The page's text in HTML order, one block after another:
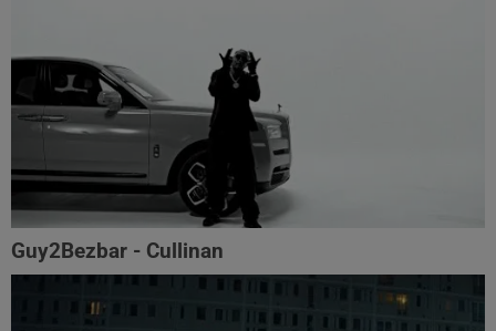
Guy2Bezbar - Cullinan